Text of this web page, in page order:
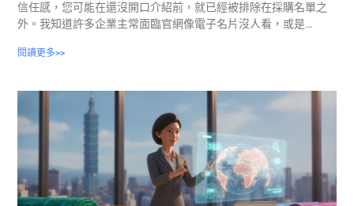
信任感，您可能在還沒開口介紹前，就已經被排除在採購名單之
外。我知道許多企業主常面臨官網像電子名片沒人看，或是…
閱讀更多>>